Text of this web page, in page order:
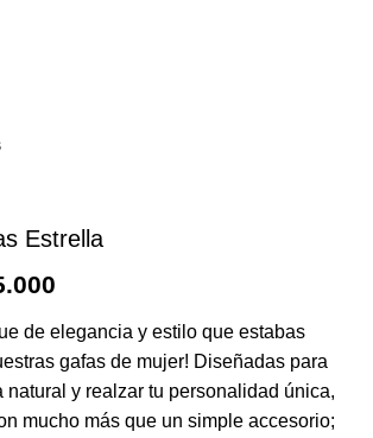
Estrella
de elegancia y estilo que estabas
gafas de mujer! Diseñadas para
natural y realzar tu personalidad única,
mucho más que un simple accesorio;